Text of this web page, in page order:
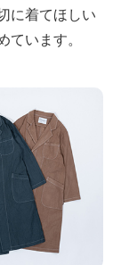
に着てほしい
います。